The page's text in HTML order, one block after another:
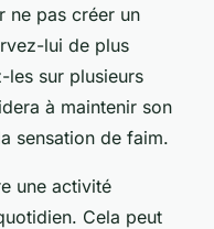
ne pas créer un
lui de plus
les sur plusieurs
à maintenir son
sensation de faim.
une activité
Cela peut